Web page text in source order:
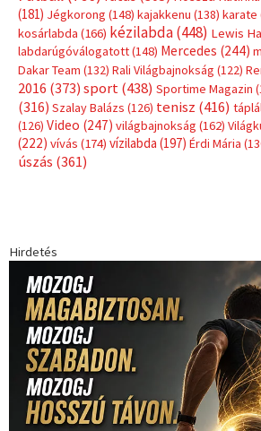
Címkék
(181)Jégkorong(148)kajakkenu(138)karate
kosárlabda(166) Lewis
labdarúgóválogatott(148)Mercedes (244)
Dakar Team(132)Rali Világbajnokság (122)
2016(373)sport Sportime Magazin
(316) Szalay Balázs(126) tenisz(416)
(126)Video(247)világbajnokság (162)
(222) vívás(174) (197) Érdi Mária
úszás(361)